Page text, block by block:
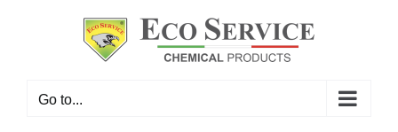
Go to...